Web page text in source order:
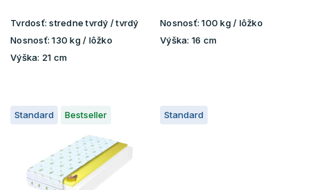
Tvrdosť: stredne tvrdý / tvrdý
Nosnosť: 130 kg / lôžko
Výška: 21 cm
Nosnosť: 100 kg / lôžko
Výška: 16 cm
Standard Bestseller Standard